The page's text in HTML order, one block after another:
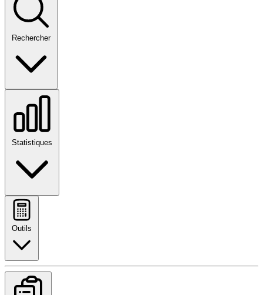
Rechercher
Statistiques
Outils